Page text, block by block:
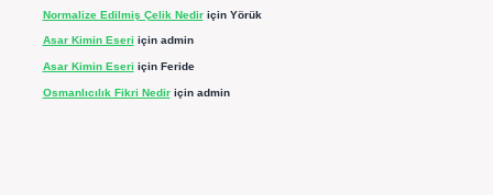
Normalize Edilmiş Çelik Nediriçin Yörük
Asar Kimin Eseri için admin
Asar Kimin Eseri için Feride
Osmanlıcılık Fikri Nediriçin admin